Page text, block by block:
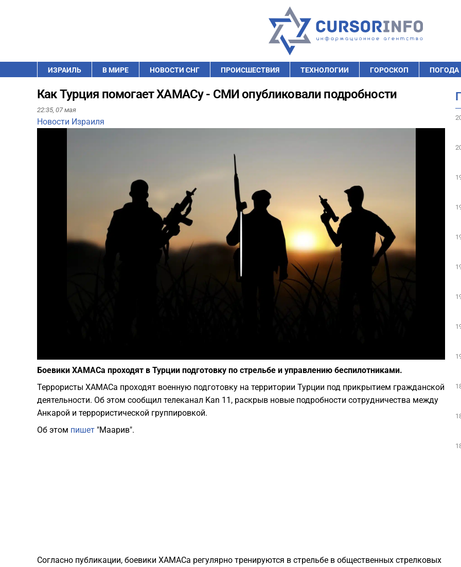
ИЗРАИЛЬ В МИРЕ НОВОСТИ СНГ ПРОИСШЕСТВИЯ ТЕХНОЛОГИИ ГОРОСКОП ПОГОДА
Как Турция помогает ХАМАСу - СМИ опубликовали подробности
22:35, 07 мая
Новости Израиля
Боевики ХАМАСа проходят в Турции подготовку по стрельбе и управлению беспилотниками.
Террористы ХАМАСа проходят военную подготовку на территории Турции под прикрытием гражданской
деятельности. Об этом сообщил телеканал Kan 11, раскрыв новые подробности сотрудничества между
Анкарой и террористической группировкой.
Об этом пишет "Маарив".
Согласно публикации, боевики ХАМАСа регулярно тренируются в стрельбе в общественных стрелковых